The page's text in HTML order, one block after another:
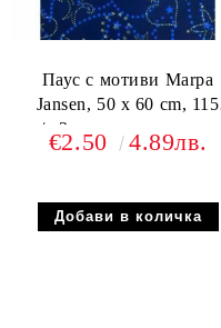
Паус с мотиви Marpa
Jansen, 50 x 60 cm, 115
g/m2, коледни мотиви в
синьо
€2.50 4.89лв.